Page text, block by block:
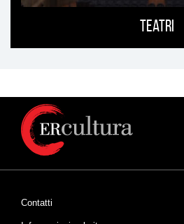
Teatri
Contatti